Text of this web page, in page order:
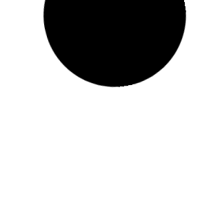
10/01 ΠΡΩΤΗ ΣΥΓΚΕΝΤΡΩΣΗ 2026 & ΚΟΠΗ
ΒΑΣΙΛΟΠΙΤΑΣ